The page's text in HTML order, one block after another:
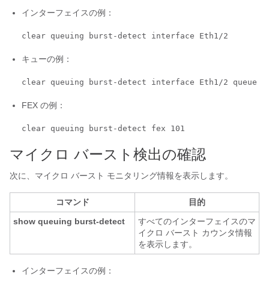
インターフェイスの例：
キューの例：
FEX の例：
clear queuing burst-detect fex 101
マイクロ バースト検出の確認
次に、マイクロ バースト モニタリング情報を表示します。
コマンド
目的
show queuing burst-detect
すべてのインターフェイスのマ
イクロ バースト カウンタ情報
を表示します。
インターフェイスの例：